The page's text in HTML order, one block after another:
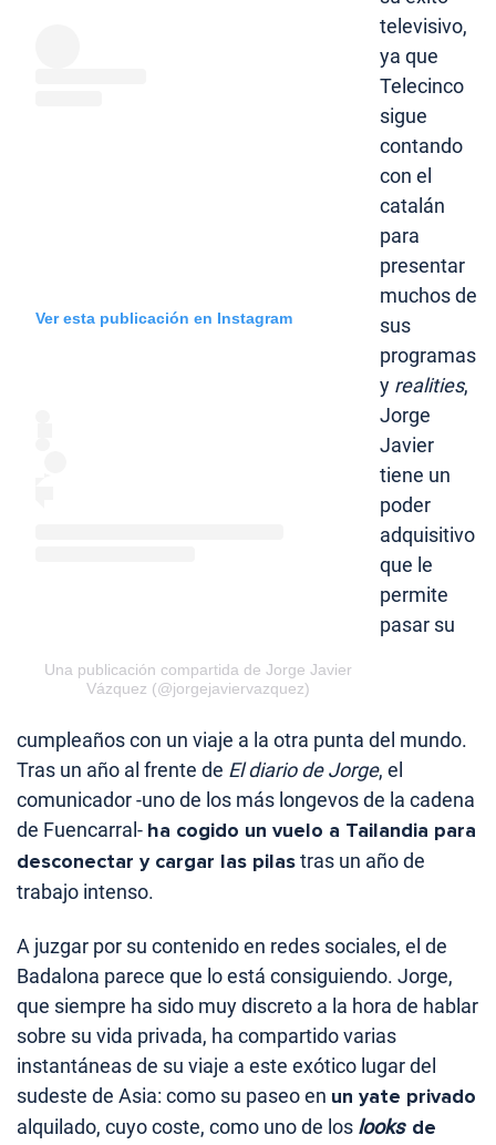
Ver esta publicación en Instagram
Una publicación compartida de Jorge Javier
Vázquez (@jorgejaviervazquez)
televisivo,
ya que
Telecinco
sigue
contando
con el
catalán
para
presentar
muchos de
sus
programas
y realities,
Jorge
Javier
tiene un
poder
adquisitivo
que le
permite
pasar su
cumpleaños con un viaje a la otra punta del mundo.
Tras un año al frente de El diario de Jorge, el
comunicador -uno de los más longevos de la cadena
de Fuencarral- ha cogido un vuelo a Tailandia para
desconectar y cargar las pilastras un año de
trabajo intenso.
A juzgar por su contenido en redes sociales, el de
Badalona parece que lo está consiguiendo. Jorge,
que siempre ha sido muy discreto a la hora de hablar
sobre su vida privada, ha compartido varias
instantáneas de su viaje a este exótico lugar del
sudeste de Asia: como su paseo en un yate privado
alquilado, cuyo coste, como uno de los looksde